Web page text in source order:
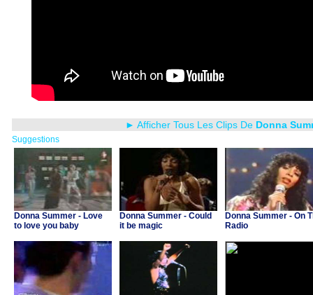
► Afficher Tous Les Clips De Donna
Suggestions
Donna Summer - Love
to love you baby
Donna Summer - Could
it be magic
Donna Summer - On
Radio